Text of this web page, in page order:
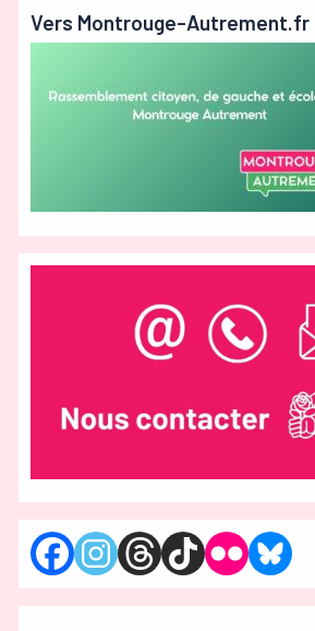
#2
Vers Montrouge-Autrement.fr